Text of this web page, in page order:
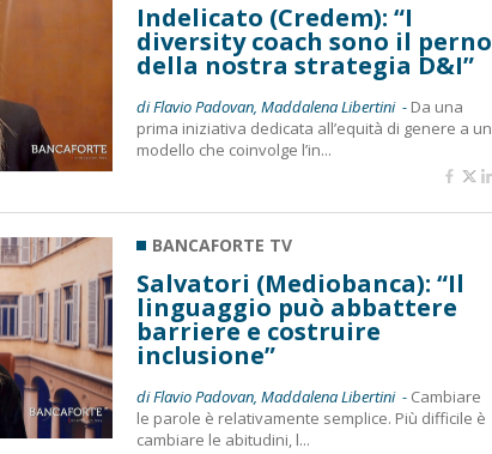
Indelicato (Credem): “I
diversity coach sono il perno
della nostra strategia D&I”
di Flavio Padovan, Maddalena Libertini - Da una
prima iniziativa dedicata all’equità di genere a un
modello che coinvolge l’in...
BANCAFORTE TV
Salvatori (Mediobanca): “Il
linguaggio può abbattere
barriere e costruire
inclusione”
di Flavio Padovan, Maddalena Libertini - Cambiare
le parole è relativamente semplice. Più difficile è
cambiare le abitudini, l...